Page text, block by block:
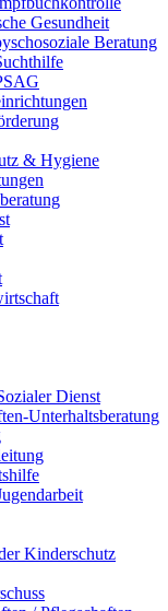
Gesundheit
Beratung
& Hygiene
Dienst
Unterhaltsberatung
Kinderschutz